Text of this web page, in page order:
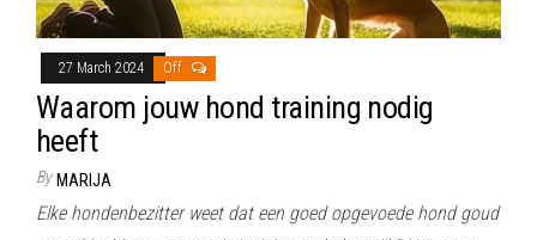
27 March 2024 Off
Waarom jouw hond training nodig
heeft
By MARIJA
Elke hondenbezitter weet dat een goed opgevoede hond goud